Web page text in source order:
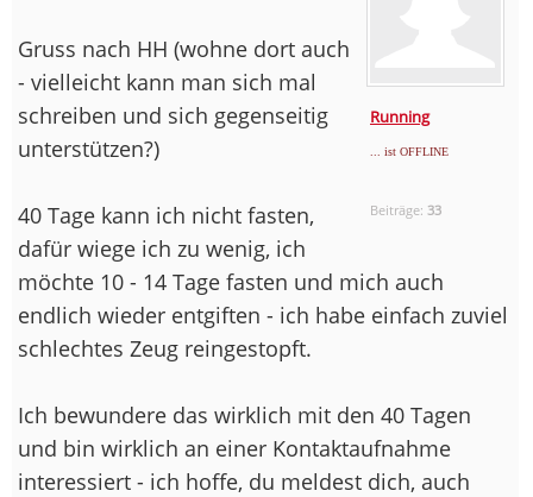
Running
... ist OFFLINE
Beiträge:33
Gruss nach HH (wohne dort auch
- vielleicht kann man sich mal
schreiben und sich gegenseitig
unterstützen?)
40 Tage kann ich nicht fasten,
dafür wiege ich zu wenig, ich
möchte 10 - 14 Tage fasten und mich auch
endlich wieder entgiften - ich habe einfach zuviel
schlechtes Zeug reingestopft.
Ich bewundere das wirklich mit den 40 Tagen
und bin wirklich an einer Kontaktaufnahme
interessiert - ich hoffe, du meldest dich, auch